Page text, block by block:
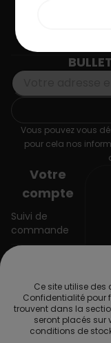
Ce site utilise
Confidentialité pour
trouvent dans la
seront placés sur
conditions de
Informations
Vous pouvez vous
pour cela nos
Votre
compte
Suivi de
commande
Créez votre
compte